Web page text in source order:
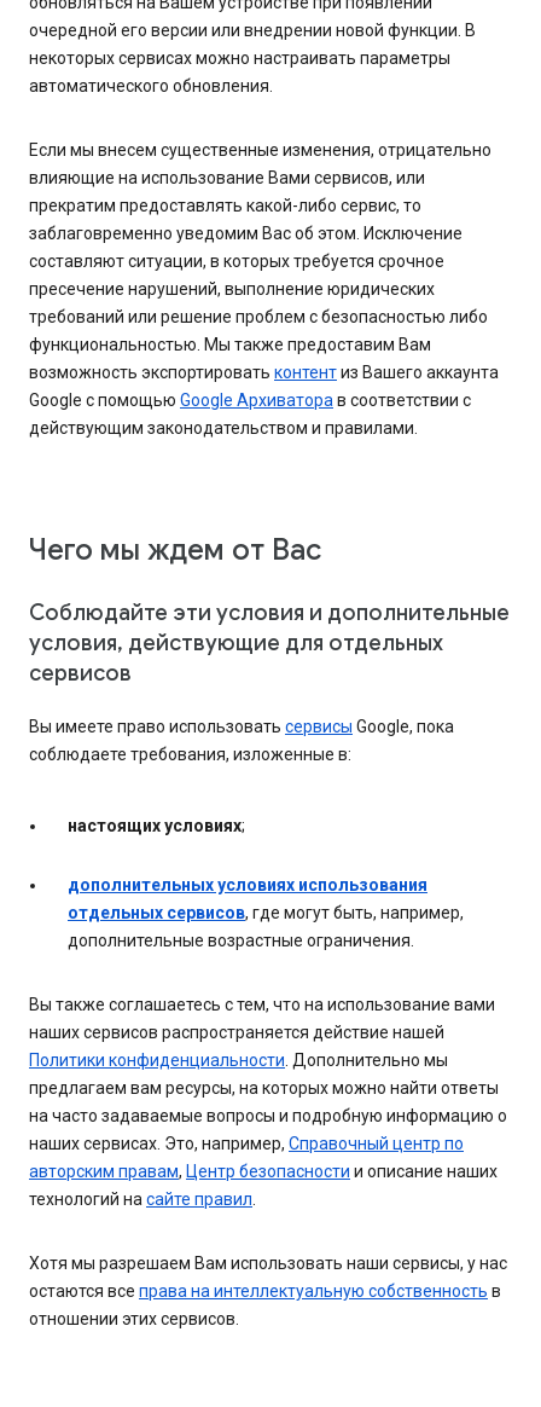
очередной его версии или внедрении новой функции. В
некоторых сервисах можно настраивать параметры
автоматического обновления.
Если мы внесем существенные изменения, отрицательно
влияющие на использование Вами сервисов, или
прекратим предоставлять какой-либо сервис, то
заблаговременно уведомим Вас об этом. Исключение
составляют ситуации, в которых требуется срочное
пресечение нарушений, выполнение юридических
требований или решение проблем с безопасностью либо
функциональностью. Мы также предоставим Вам
возможность экспортировать контентиз Вашего аккаунта
Google с помощью Google Архиватора в соответствии с
действующим законодательством и правилами.
Чего мы ждем от Вас
Соблюдайте эти условия и дополнительные
условия, действующие для отдельных
сервисов
Вы имеете право использовать сервисы Google, пока
соблюдаете требования, изложенные в:
настоящих условиях;
дополнительных условиях использования
отдельных сервисов, где могут быть, например,
дополнительные возрастные ограничения.
Вы также соглашаетесь с тем, что на использование вами
наших сервисов распространяется действие нашей
Политики конфиденциальности . Дополнительно мы
предлагаем вам ресурсы, на которых можно найти ответы
на часто задаваемые вопросы и подробную информацию о
наших сервисах. Это, например, Справочный центр по
авторским правам, Центр безопасности и описание наших
технологий на сайте правил
Хотя мы разрешаем Вам использовать наши сервисы, у нас
остаются все права на интеллектуальную собственность в
отношении этих сервисов.